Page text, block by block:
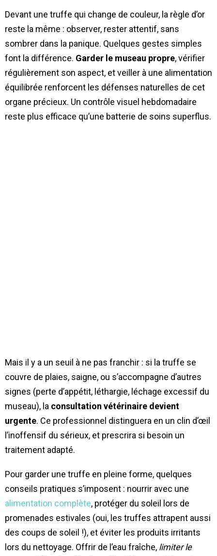
Devant une truffe qui change de couleur, la règle d’or
reste la même : observer, rester attentif, sans
sombrer dans la panique. Quelques gestes simples
font la différence. Garder le museau propre, vérifier
régulièrement son aspect, et veiller à une alimentation
équilibrée renforcent les défenses naturelles de cet
organe précieux. Un contrôle visuel hebdomadaire
reste plus efficace qu’une batterie de soins superflus.
Mais il y a un seuil à ne pas franchir : si la truffe se
couvre de plaies, saigne, ou s’accompagne d’autres
signes (perte d’appétit, léthargie, léchage excessif du
museau), la consultation vétérinaire devient
urgente. Ce professionnel distinguera en un clin d’œil
l’inoffensif du sérieux, et prescrira si besoin un
traitement adapté.
Pour garder une truffe en pleine forme, quelques
conseils pratiques s’imposent : nourrir avec une
alimentation complète, protéger du soleil lors de
promenades estivales (oui, les truffes attrapent aussi
des coups de soleil !), et éviter les produits irritants
lors du nettoyage. Offrir de l’eau fraîche, limiter le